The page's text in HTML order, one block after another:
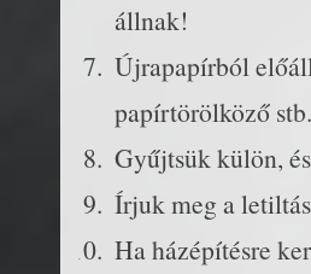
állnak!
Újrapapírból
papírtörölköző
Gyűjtsük külön,
Írjuk meg a
Ha házépítésre